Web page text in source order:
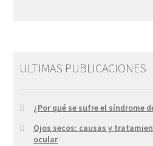
ULTIMAS PUBLICACIONES
¿Por qué se sufre el síndrome
Ojos secos: causas y
ocular